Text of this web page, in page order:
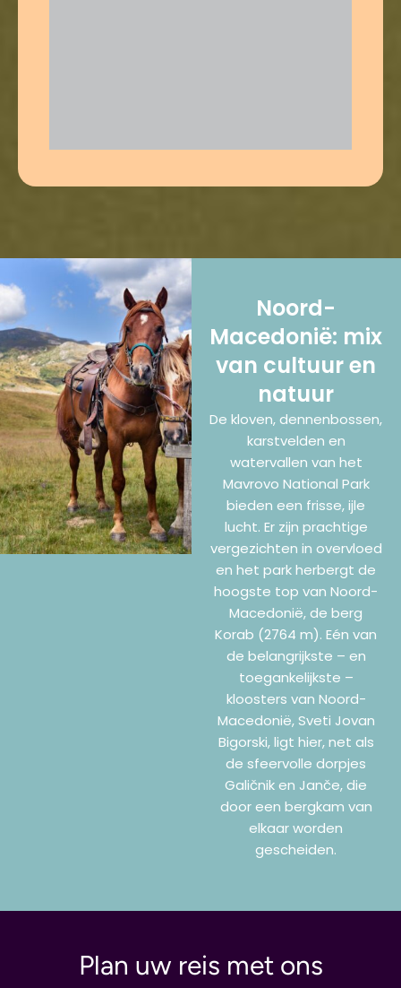
Noord-
Macedonië: mix
van cultuur en
natuur
De kloven, dennenbossen,
karstvelden en
watervallen van het
Mavrovo National Park
bieden een frisse, ijle
lucht. Er zijn prachtige
vergezichten in overvloed
en het park herbergt de
hoogste top van Noord-
Macedonië, de berg
Korab (2764 m). Eén van
de belangrijkste – en
toegankelijkste –
kloosters van Noord-
Macedonië, Sveti Jovan
Bigorski, ligt hier, net als
de sfeervolle dorpjes
Galičnik en Janče, die
door een bergkam van
elkaar worden
gescheiden.
Plan uw reis met ons